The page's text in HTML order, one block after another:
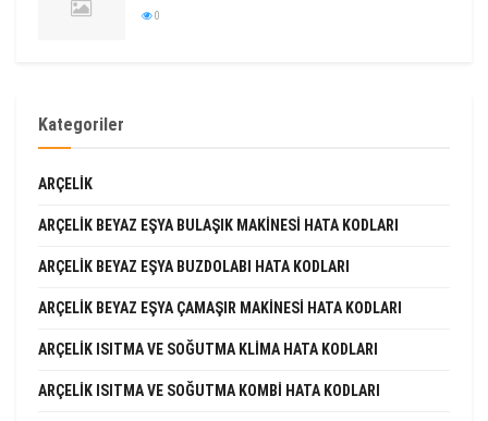
0
Kategoriler
ARÇELIK
ARÇELIK BEYAZ EŞYA BULAŞIK MAKINESI HATA KODLARI
ARÇELIK BEYAZ EŞYA BUZDOLABI HATA KODLARI
ARÇELIK BEYAZ EŞYA ÇAMAŞIR MAKINESI HATA KODLARI
ARÇELIK ISITMA VE SOĞUTMA KLIMA HATA KODLARI
ARÇELIK ISITMA VE SOĞUTMA KOMBI HATA KODLARI